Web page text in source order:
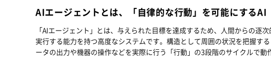
AIエージェントとは、「自律的な行動」を可能にするAI
「AIエージェント」とは、与えられた目標を達成するため、人間からの逐
実行する能力を持つ高度なシステムです。構造として周囲の状況を把握す
ータの出力や機器の操作などを実際に行う「行動」の3段階のサイクルで動